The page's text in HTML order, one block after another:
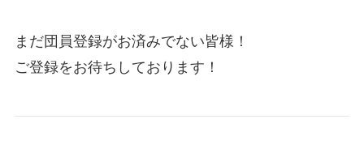
まだ団員登録がお済みでない皆様！
ご登録をお待ちしております！